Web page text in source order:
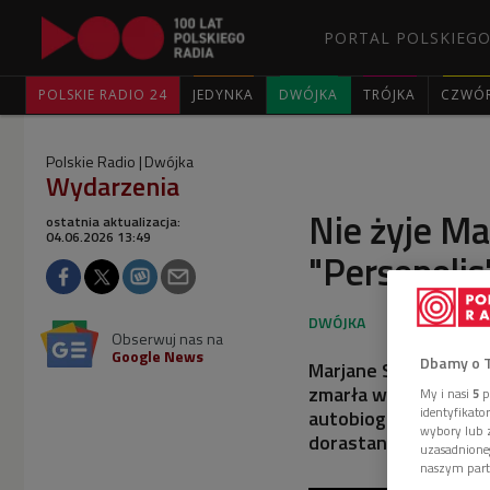
PORTAL
POLSKIE RADIO 24 JEDYNKA DWÓJKA TRÓJKA
Polskie Radio Dwójka
Wydarzenia
Nie żyje
ostatnia aktualizacja:
04.06.2026 13:49
Obserwuj nas na
Google News
Marjane Satrapi,
zmarła w wieku 56
autobiograficzna
dorastaniu w Iranie
Dbamy o
My i nasi 5
wybory lub
naszym